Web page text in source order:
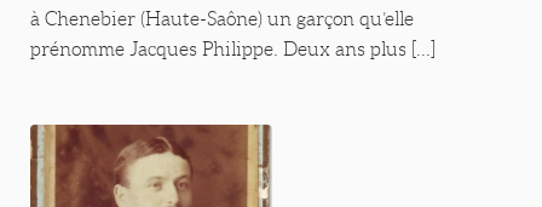
à Chenebier (Haute-Saône) un garçon qu’elle
prénomme Jacques Philippe. Deux ans plus [...]